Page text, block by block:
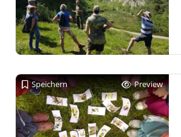
Speichern Preview